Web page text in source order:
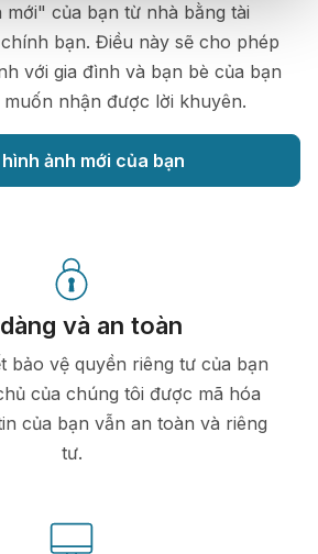
của bạn từ nhà bằng tài
bạn. Điều này sẽ cho phép
với gia đình và bạn bè của bạn
nhận được lời khuyên.
ảnh mới của bạn
và an toàn
bảo vệ quyền riêng tư của bạn
của chúng tôi được mã hóa
của bạn vẫn an toàn và riêng
tư.